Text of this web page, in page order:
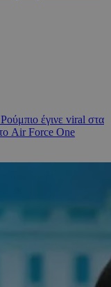
έγινε viral στα
Air Force One